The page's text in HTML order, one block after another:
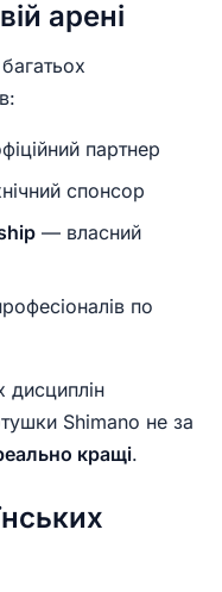
арені
партнер
спонсор
— власний
по
дисциплін
Shimano не за
кращі.